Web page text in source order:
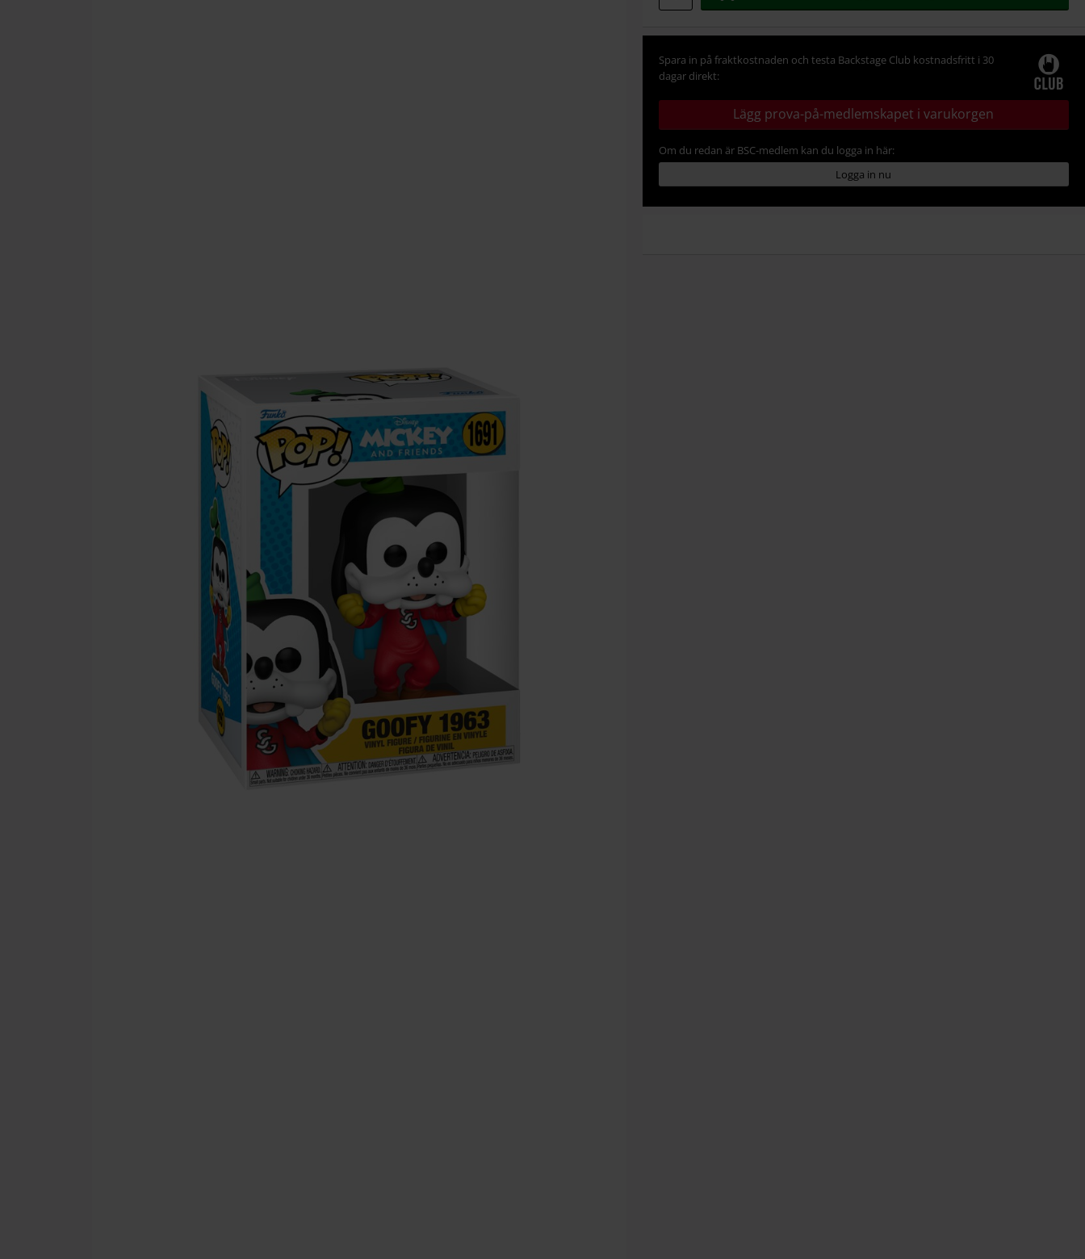
Spara in på fraktkostnaden och testa Backstage Club kostnadsfritt i 30
dagar direkt:
Lägg prova-på-medlemskapet i varukorgen
Om du redan är BSC-medlem kan du logga in här:
Logga in nu